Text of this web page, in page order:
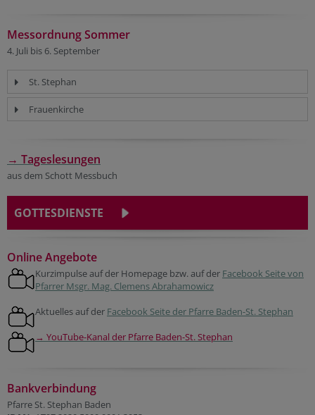
Messordnung Sommer
4. Juli bis 6. September
St. Stephan
Frauenkirche
→ Tageslesungen
aus dem Schott Messbuch
GOTTESDIENSTE
Online Angebote
Kurzimpulse auf der Homepage bzw. auf der Facebook Seite von
Pfarrer Msgr. Mag. Clemens Abrahamowicz
Aktuelles auf der Facebook Seite der Pfarre Baden-St. Stephan
→ YouTube-Kanal der Pfarre Baden-St. Stephan
Bankverbindung
Pfarre St. Stephan Baden